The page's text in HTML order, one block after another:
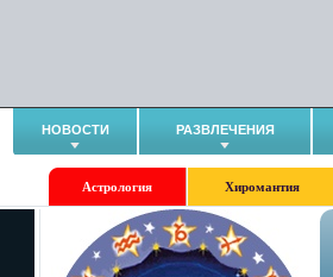
НОВОСТИ РАЗВЛЕЧЕНИЯ
Астрология Хиромантия